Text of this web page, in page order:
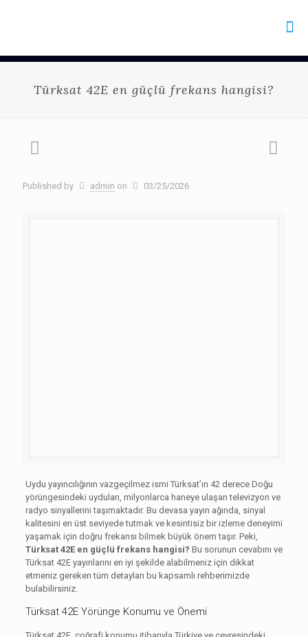
Türksat 42E en güçlü frekans hangisi?
Published by admin on 03/25/2026
Uydu yayıncılığının vazgeçilmez ismi Türksat’ın 42 derece Doğu
yörüngesindeki uyduları, milyonlarca haneye ulaşan televizyon ve
radyo sinyallerini taşımaktadır. Bu devasa yayın ağında, sinyal
kalitesini en üst seviyede tutmak ve kesintisiz bir izleme deneyimi
yaşamak için doğru frekansı bilmek büyük önem taşır. Peki,
Türksat 42E en güçlü frekans hangisi? Bu sorunun cevabını ve
Türksat 42E yayınlarını en iyi şekilde alabilmeniz için dikkat
etmeniz gereken tüm detayları bu kapsamlı rehberimizde
bulabilirsiniz.
Türksat 42E Yörünge Konumu ve Önemi